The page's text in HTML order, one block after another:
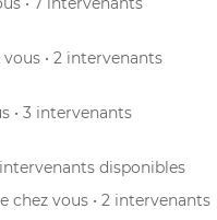
• 2 intervenants
• 3 intervenants
disponibles
chez vous • 2 intervenants